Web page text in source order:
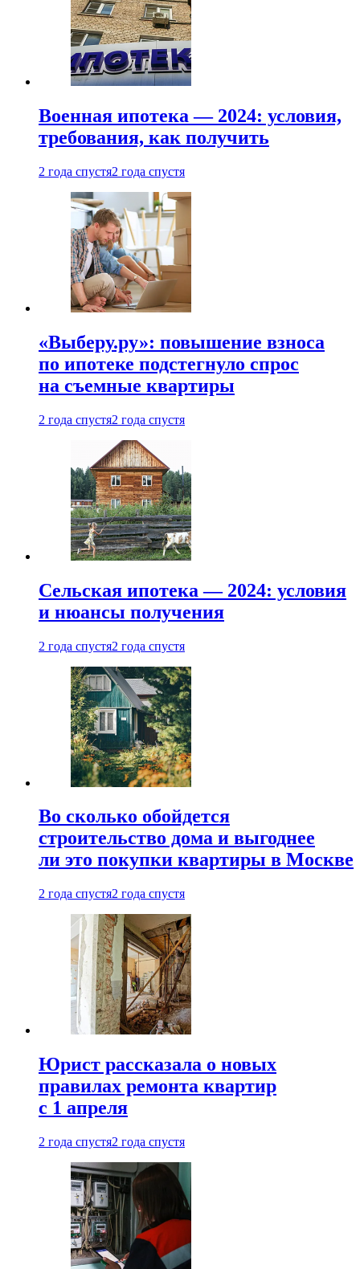
Военная ипотека — 2024: условия,
требования, как получить
2 года спустя2 года спустя
«Выберу.ру»: повышение взноса
по ипотеке подстегнуло спрос
на съемные квартиры
2 года спустя2 года спустя
Сельская ипотека — 2024: условия
и нюансы получения
2 года спустя2 года спустя
Во сколько обойдется
строительство дома и выгоднее
ли это покупки квартиры в Москве
2 года спустя2 года спустя
Юрист рассказала о новых
правилах ремонта квартир
с 1 апреля
2 года спустя2 года спустя